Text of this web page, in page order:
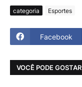
categoria Esportes
Facebook
VOCÊ PODE GOSTAR